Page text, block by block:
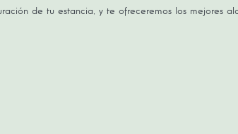
de tu estancia, y te ofreceremos los mejores